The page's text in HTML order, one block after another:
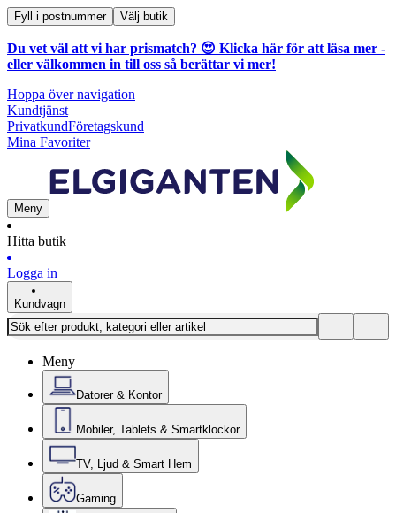
Fyll i postnummer Välj butik
Du vet väl att vi har prismatch? 😍 Klicka här för att läsa mer -
eller välkommen in till oss så berättar vi mer!
Hoppa över navigation
Kundtjänst
PrivatkundFöretagskund
Mina Favoriter
Meny
Hitta butik
Logga in
Kundvagn
Meny
Datorer & Kontor
Mobiler, Tablets & Smartklockor
TV, Ljud & Smart Hem
Gaming